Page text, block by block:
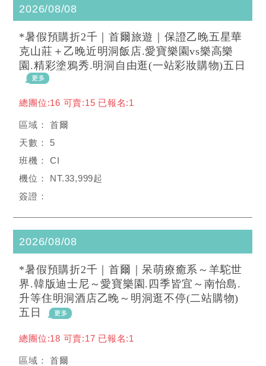
2026/08/08
*暑假預購折2千｜首爾旅遊｜保證乙晚五星華
克山莊＋乙晚近明洞飯店.愛寶樂園vs樂高樂
園.精彩塗鴉秀.明洞自由逛(一站彩妝購物)五日
總團位:16 可賣:15 已報名:1
首爾
5
CI
NT.33,999起
2026/08/08
*暑假預購折2千｜首爾｜呆萌療癒系～羊駝世
界.韓版迪士尼～愛寶樂園.四季皆宜～南怡島.
升等住明洞酒店乙晚～明洞逛不停(二站購物)
五日
總團位:18 可賣:17 已報名:1
首爾